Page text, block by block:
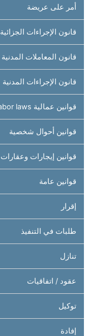
أمر على عريضة
قانون الإجراءات الجزائية
قانون المعاملات المدنية
قانون الإجراءات المدنية
قوانين عمالية Labor laws
قوانين أحوال شخصية
قوانين إيجارات وعقارات
قوانين عامة
إقرار
طلبات في التنفيذ
تنازل
عقود / اتفاقيات
توكيل
إفادة